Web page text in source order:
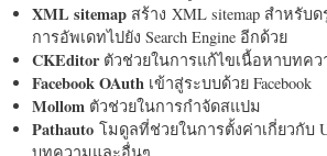
XML sitemap สร้าง XML sitemap สำหรับ
การอัพเดทไปยัง Search Engine อีกด้วย
CKEditorตัวช่วยในการแก้ไขเนื้อหาบทคว
Facebook OAuth เข้าสู่ระบบด้วย Facebook
Mollom ตัวช่วยในการกำจัดสแปม
Pathauto โมดูลที่ช่วยในการตั้งค่าเกี่ยวกับ